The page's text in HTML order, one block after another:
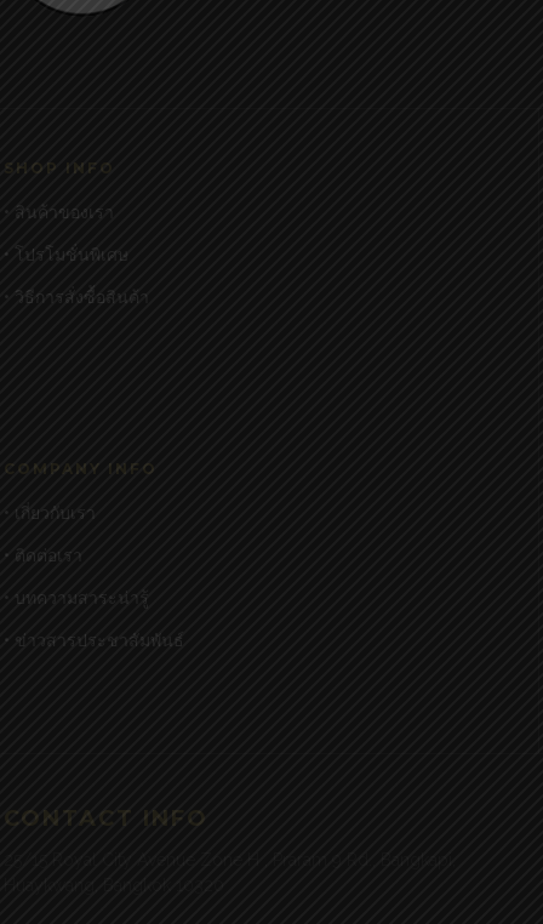
SHOP INFO
• สินค้าของเรา
• โปรโมชั่นพิเศษ
• วิธีการสั่งซื้อสินค้า
COMPANY INFO
• เกี่ยวกับเรา
• ติดต่อเรา
• บทความสาระน่ารู้
• ข่าวสารประชาสัมพันธ์
CONTACT INFO